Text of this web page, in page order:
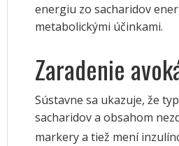
energiu zo sacharidov
metabolickými účinkami.
Zaradenie
Sústavne sa ukazuje, že
sacharidov a obsahom
markery a tiež mení